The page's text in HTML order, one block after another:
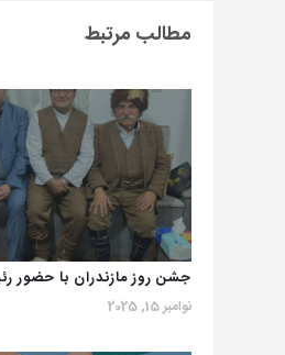
نیستان)
مطالب مرتبط
جشن روز مازندران با حضور
انجمن صنفی هنرمندان
نوامبر 15, 2025